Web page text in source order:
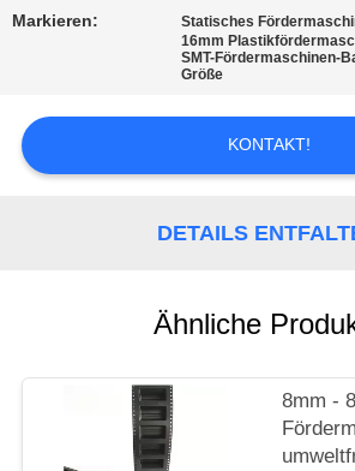
NACHRICHTEN
FORDERN
SIE
PRIVACY
Markieren: Statisches
16mm
SMT-Fördermaschinen-
Größe
KONTAKT!
DETAILS
Ähnliche
8mm -